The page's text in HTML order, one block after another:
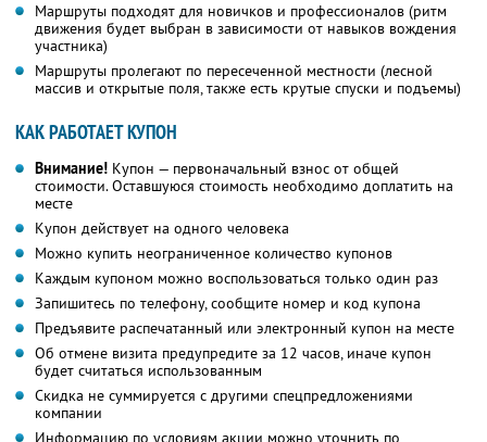
Маршруты подходят для новичков и профессионалов (ритм
движения будет выбран в зависимости от навыков вождения
участника)
Маршруты пролегают по пересеченной местности (лесной
массив и открытые поля, также есть крутые спуски и подъемы)
КАК РАБОТАЕТ КУПОН
Внимание! Купон — первоначальный взнос от общей
стоимости. Оставшуюся стоимость необходимо доплатить на
месте
Купон действует на одного человека
Можно купить неограниченное количество купонов
Каждым купоном можно воспользоваться только один раз
Запишитесь по телефону, сообщите номер и код купона
Предъявите распечатанный или электронный купон на месте
Об отмене визита предупредите за 12 часов, иначе купон
будет считаться использованным
Скидка не суммируется с другими спецпредложениями
компании
Информацию по условиям акции можно уточнить по